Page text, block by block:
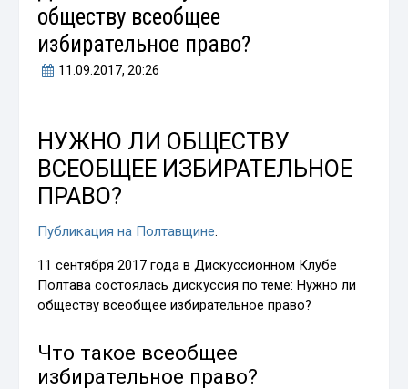
обществу всеобщее
избирательное право?
11.09.2017, 20:26
НУЖНО ЛИ ОБЩЕСТВУ
ВСЕОБЩЕЕ ИЗБИРАТЕЛЬНОЕ
ПРАВО?
Публикация на Полтавщине.
11 сентября 2017 года в Дискуссионном Клубе
Полтава состоялась дискуссия по теме: Нужно ли
обществу всеобщее избирательное право?
Что такое всеобщее
избирательное право?